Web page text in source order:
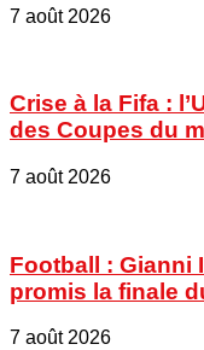
7 août 2026
Crise à la Fifa :
des Coupes du
7 août 2026
Football : Gianni
promis la finale
7 août 2026